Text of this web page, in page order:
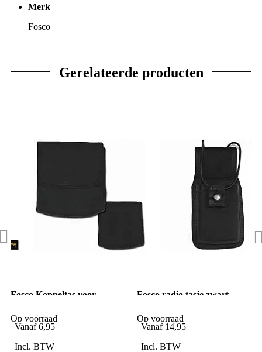
Merk
Fosco
Gerelateerde producten
Fosco Koppeltas voor
Op voorraad
Vanaf 6,95
Incl. BTW
Fosco radio tasje zwart
Op voorraad
Vanaf 14,95
Incl. BTW